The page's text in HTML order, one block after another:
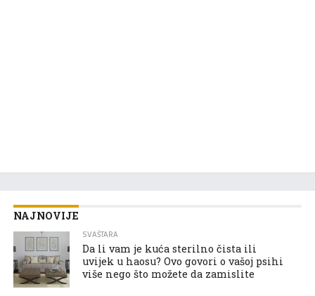
NAJNOVIJE
SVAŠTARA
Da li vam je kuća sterilno čista ili
uvijek u haosu? Ovo govori o vašoj psihi
više nego što možete da zamislite